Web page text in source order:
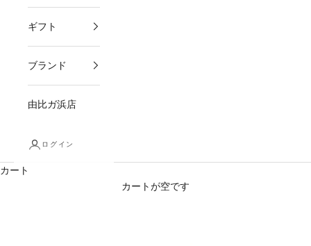
ギフト
ブランド
由比ガ浜店
ログイン
カート
カートが空です